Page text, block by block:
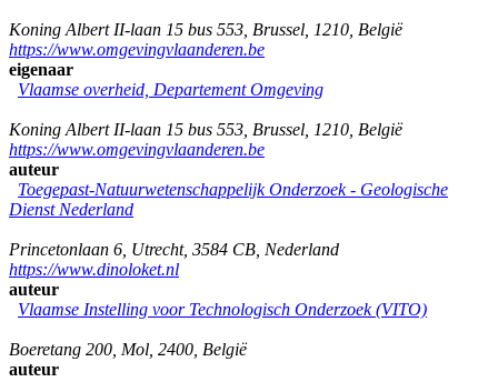
Koning Albert II-laan 15 bus 553 Brussel 1210 België
https://www.omgevingvlaanderen.be
eigenaar
Vlaamse overheid, Departement Omgeving
Koning Albert II-laan 15 bus 553 Brussel 1210 België
https://www.omgevingvlaanderen.be
auteur
Toegepast-Natuurwetenschappelijk Onderzoek - Geologische
Dienst Nederland
Princetonlaan 6 Utrecht, 3584 CB Nederland
https://www.dinoloket.nl
auteur
Vlaamse Instelling voor Technologisch Onderzoek (VITO)
Boeretang 200 Mol 2400 België
auteur